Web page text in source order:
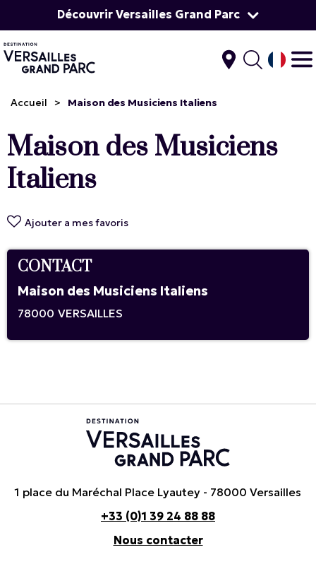
Découvrir Versailles Grand Parc
Accueil > Maison des Musiciens Italiens
Maison des Musiciens
Italiens
Ajouter a mes favoris
CONTACT
Maison des Musiciens Italiens
78000 VERSAILLES
1 place du Maréchal Place Lyautey - 78000 Versailles
+33 (0)1 39 24 88 88
Nous contacter